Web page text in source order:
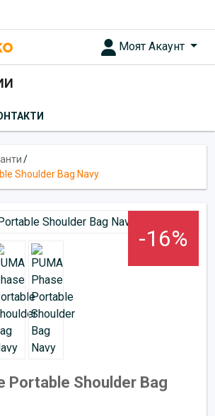
Моят Акаунт
/
Shoulder Bag Navy
-16%
Portable Shoulder Bag